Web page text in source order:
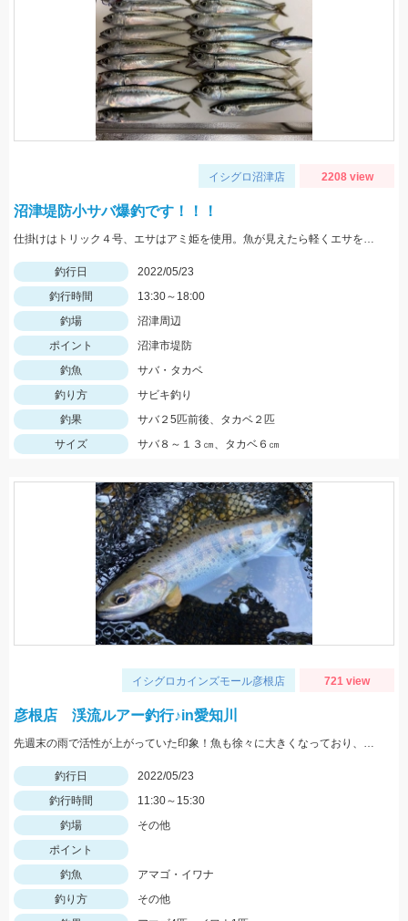
イシグロ沼津店 2208 view
沼津堤防小サバ爆釣です！！！
仕掛けはトリック４号、エサはアミ姫を使用。魚が見えたら軽くエサを撒いて、仕掛けをたらせば入れ食いでした。
釣行日
2022/05/23
釣行時間
13:30～18:00
釣場
沼津周辺
ポイント
沼津市堤防
釣魚
サバ・タカベ
釣り方
サビキ釣り
釣果
サバ２5匹前後、タカベ２匹
サイズ
サバ８～１３㎝、タカベ６㎝
イシグロカインズモール彦根店 721 view
彦根店 渓流ルアー釣行♪in愛知川
先週末の雨で活性が上がっていた印象！魚も徐々に大きくなっており、まだまだ楽しめそうですよ♪
釣行日
2022/05/23
釣行時間
11:30～15:30
釣場
その他
ポイント
釣魚
アマゴ・イワナ
釣り方
その他